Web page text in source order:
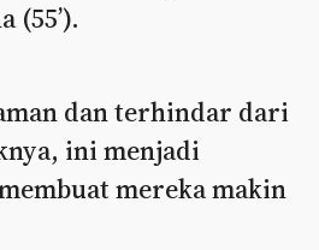
(55’).
dan terhindar dari
ini menjadi
mereka makin